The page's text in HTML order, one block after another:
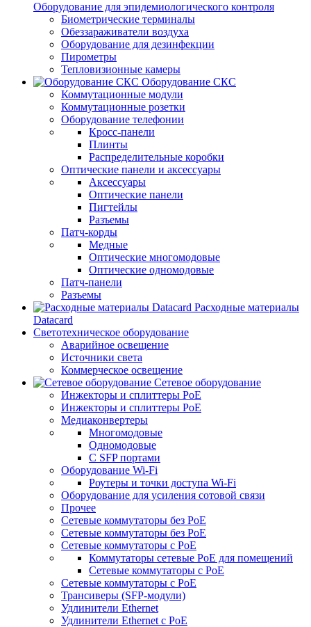
Оборудование для эпидемиологического контроля
Биометрические терминалы
Обеззараживатели воздуха
Оборудование для дезинфекции
Пирометры
Тепловизионные камеры
Оборудование СКС
Коммутационные модули
Коммутационные розетки
Оборудование телефонии
Кросс-панели
Плинты
Распределительные коробки
Оптические панели и аксессуары
Аксессуары
Оптические панели
Пигтейлы
Разъемы
Патч-корды
Медные
Оптические многомодовые
Оптические одномодовые
Патч-панели
Разъемы
Расходные материалы
Datacard
Светотехническое оборудование
Аварийное освещение
Источники света
Коммерческое освещение
Сетевое оборудование
Инжекторы и сплиттеры PoE
Инжекторы и сплиттеры РоЕ
Медиаконвертеры
Многомодовые
Одномодовые
С SFP портами
Оборудование Wi-Fi
Роутеры и точки доступа Wi-Fi
Оборудование для усиления сотовой связи
Прочее
Сетевые коммутаторы без PoE
Сетевые коммутаторы без РоЕ
Сетевые коммутаторы с PoE
Коммутаторы сетевые PoE для помещений
Сетевые коммутаторы с PoE
Сетевые коммутаторы с РоЕ
Трансиверы (SFP-модули)
Удлинители Ethernet
Удлинители Ethernet с PoE